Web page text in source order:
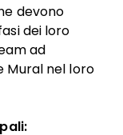
devono
dei loro
ad
Mural nel loro